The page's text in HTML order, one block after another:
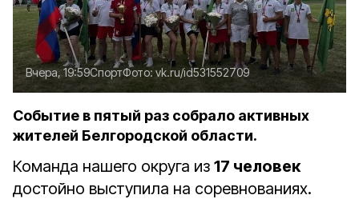
Вчера, 19:59СпортФото:vk.ru/id531552709
Событие в пятый раз собрало активных
жителей Белгородской области.
Команда нашего округа из 17 человек
достойно выступила на соревнованиях.